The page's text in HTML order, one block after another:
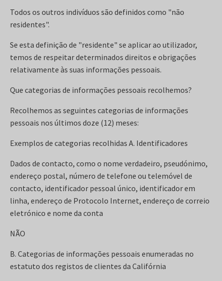
Todos os outros indivíduos são definidos como "não
residentes".
Se esta definição de "residente" se aplicar ao utilizador,
temos de respeitar determinados direitos e obrigações
relativamente às suas informações pessoais.
Que categorias de informações pessoais recolhemos?
Recolhemos as seguintes categorias de informações
pessoais nos últimos doze (12) meses:
Exemplos de categorias recolhidas A. Identificadores
Dados de contacto, como o nome verdadeiro, pseudónimo,
endereço postal, número de telefone ou telemóvel de
contacto, identificador pessoal único, identificador em
linha, endereço de Protocolo Internet, endereço de correio
eletrónico e nome da conta
NÃO
B. Categorias de informações pessoais enumeradas no
estatuto dos registos de clientes da Califórnia